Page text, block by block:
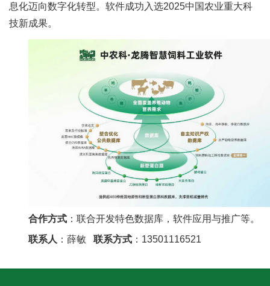
人
流
息化迈向数字化转型。软件成功入选2025中国农业重大科
技新成果。
合作方式 ：联合开发特色数据库，软件应用与推广等。
联系人 ：薛敏 联系方式 ：13501116521